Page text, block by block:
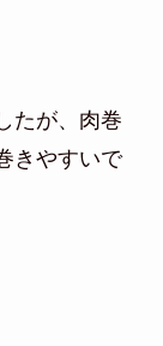
たが、肉巻
きやすいで